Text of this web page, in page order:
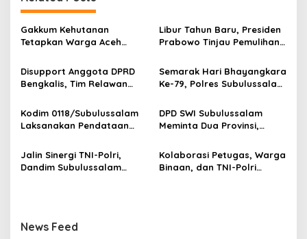
s
i
o
Gakkum Kehutanan
Tetapkan Warga Aceh
Penyelundupan Satwa
Dilindungi
Libur Tahun Baru, Presiden
Prabowo Tinjau Pemulihan
Tamiang
Disupport Anggota DPRD
Bengkalis, Tim Relawan
Bantuan Ke Aceh Tamiang
Semarak Hari Bhayangkara
Ke-79, Polres Subulussalam
Polsek Jajaran
Kodim 0118/Subulussalam
Laksanakan Pendataan
Prajurit TNI Tahun 2025
DPD SWI Subulussalam
Meminta Dua Provinsi,
Meminimalisir Rawannya
Jalan Lintas Provinsi
Jalin Sinergi TNI-Polri,
Dandim Subulussalam
Kolaborasi Petugas, Warga
Binaan, dan TNI-Polri
News Feed